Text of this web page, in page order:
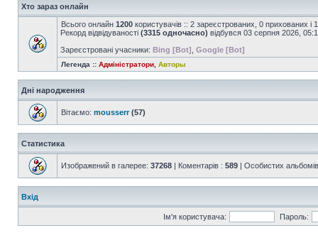
Хто зараз онлайн
Всього онлайн 1200 користувачів :: 2 зареєстрованих, 0 прихованих і
Рекорд відвідуваності (3315 одночасно) відбувся 03 серпня 2026,
Зареєстровані учасники: Bing [Bot] Google [Bot]
Легенда :: Адміністратори Авторы
Дні народження
Вітаємо: mousserr(57)
Статистика
Изображений в галерее: 37268 | Коментарів : 589 | Особистих
Вхід
Ім'я користувача: Пароль: